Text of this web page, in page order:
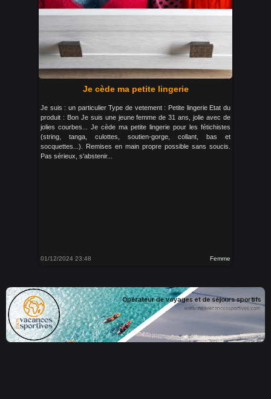
Je cède ma petite lingerie
Je suis : un particulier Type de vetement : Petite lingerie Etat du
produit : Bon Je suis une jeune femme de 31 ans, jolie avec de
jolies courbes... Je cède ma petite lingerie pour les fétichistes
(string, tanga, culottes, soutien-gorge, collant, bas et
socquettes...). Remises en main propre possible sans soucis.
Pas sérieux, s'abstenir...
01/12/2024 23:48 Femme